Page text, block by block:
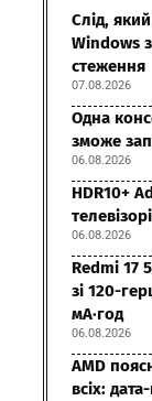
Слід,
Windows
стеження
07.08.2026
Одна
зможе
06.08.2026
HDR10+
06.08.2026
Redmi 17
зі 120-
мА·год
06.08.2026
AMD
всіх: